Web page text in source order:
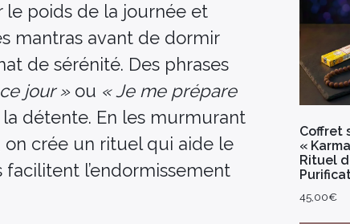
poids de la journée et
mantras avant de dormir
de sérénité. Des phrases
jour » ou « Je me prépare
détente. En les murmurant
crée un rituel qui aide le
facilitent l’endormissement
Coffret
«
Rituel
45,00€